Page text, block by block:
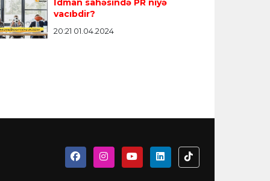
İdman sahəsində PR niyə
vacıbdir?
20:21 01.04.2024